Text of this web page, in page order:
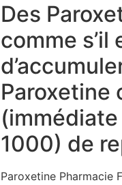
Des
comme
Paroxetine
1000) de
Paroxetine Pharmacie